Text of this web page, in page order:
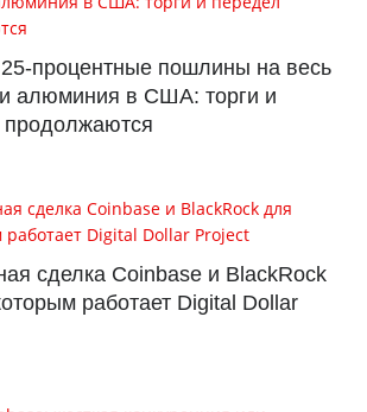
процентные пошлины на весь
алюминия в США: торги и
сделка Coinbase и BlackRock
работает Digital Dollar